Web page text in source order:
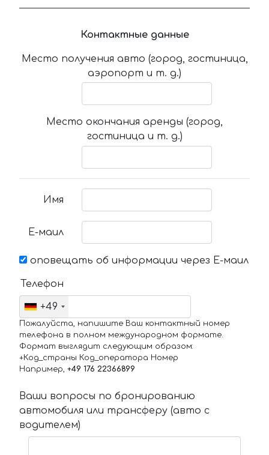
Контактные данные
Место получения авто (город, гостиница,
аэропорт и т. д.)
Место окончания аренды (город,
гостиница и т. д.)
Имя
Е-маил
оповещать об информации через Е-маил
Телефон
+49
Пожалуйста, напишите Ваш контактный номер
телефона в полном международном формате.
Формат выглядит следующим образом:
+Код_страны Код_оператора Номер
Например, +49 176 22366899
Ваши вопросы по бронированию
автомобиля или трансферу (авто с
водителем)